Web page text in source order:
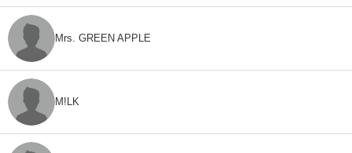
Mrs. GREEN APPLE
M!LK